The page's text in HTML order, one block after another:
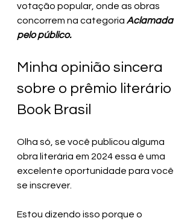
votação popular, onde as obras
concorrem na categoria Aclamada
pelo público.
Minha opinião sincera
sobre o prêmio literário
Book Brasil
Olha só, se você publicou alguma
obra literária em 2024 essa é uma
excelente oportunidade para você
se inscrever.
Estou dizendo isso porque o